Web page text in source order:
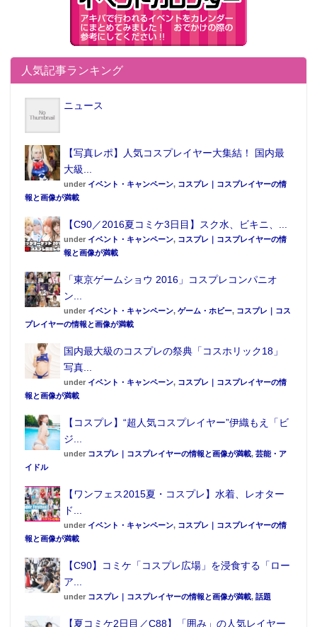
人気記事ランキング
ニュース
【写真レポ】人気コスプレイヤー大集結！ 国内最
大級...
under イベント・キャンペーン, コスプレ｜コスプレイヤーの情
報と画像が満載
【C90／2016夏コミケ3日目】スク水、ビキニ、...
under イベント・キャンペーン, コスプレ｜コスプレイヤーの情
報と画像が満載
「東京ゲームショウ 2016」コスプレコンパニオ
ン...
under イベント・キャンペーン, ゲーム・ホビー, コスプレ｜コス
プレイヤーの情報と画像が満載
国内最大級のコスプレの祭典「コスホリック18」
写真...
under イベント・キャンペーン, コスプレ｜コスプレイヤーの情
報と画像が満載
【コスプレ】“超人気コスプレイヤー”伊織もえ「ビ
ジ...
under コスプレ｜コスプレイヤーの情報と画像が満載, 芸能・ア
イドル
【ワンフェス2015夏・コスプレ】水着、レオター
ド...
under イベント・キャンペーン, コスプレ｜コスプレイヤーの情
報と画像が満載
【C90】コミケ「コスプレ広場」を浸食する「ロー
ア...
under コスプレ｜コスプレイヤーの情報と画像が満載, 話題
【夏コミケ2日目／C88】「囲み」の人気レイヤー